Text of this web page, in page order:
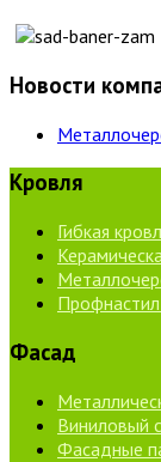
Новости
Кровля
Гибкая
Фасад
Виниловый
Фасадные